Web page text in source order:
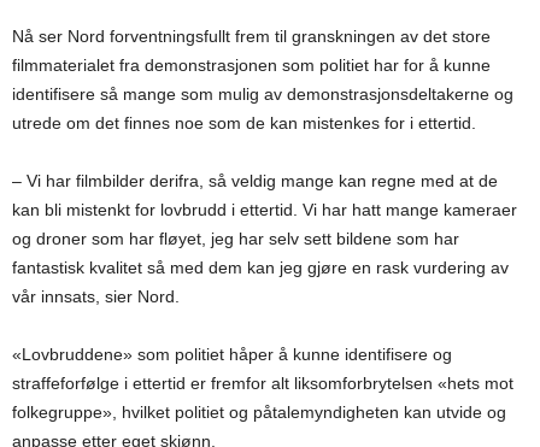
Nå ser Nord forventningsfullt frem til granskningen av det store
filmmaterialet fra demonstrasjonen som politiet har for å kunne
identifisere så mange som mulig av demonstrasjonsdeltakerne og
utrede om det finnes noe som de kan mistenkes for i ettertid.
– Vi har filmbilder derifra, så veldig mange kan regne med at de
kan bli mistenkt for lovbrudd i ettertid. Vi har hatt mange kameraer
og droner som har fløyet, jeg har selv sett bildene som har
fantastisk kvalitet så med dem kan jeg gjøre en rask vurdering av
vår innsats, sier Nord.
«Lovbruddene» som politiet håper å kunne identifisere og
straffeforfølge i ettertid er fremfor alt liksomforbrytelsen «hets mot
folkegruppe», hvilket politiet og påtalemyndigheten kan utvide og
anpasse etter eget skjønn.